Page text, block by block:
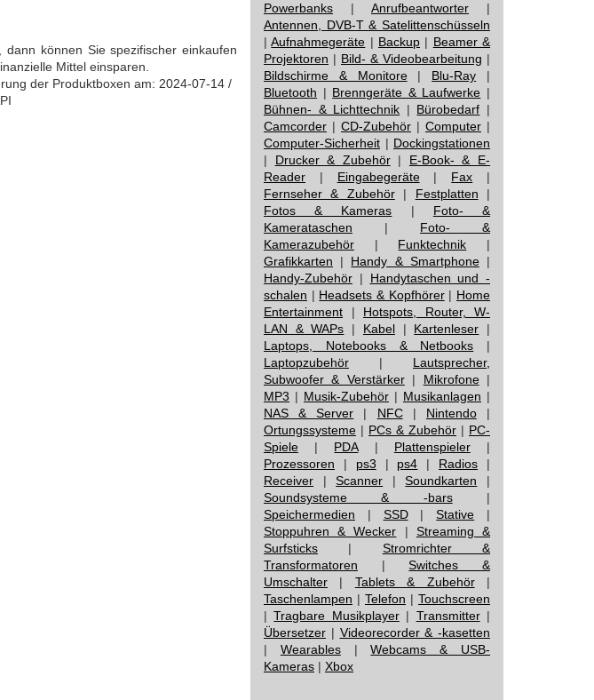
können Sie spezifischer einkaufen
Mittel einsparen.
der Produktboxen am: 2024-07-14 /
Powerbanks | Anrufbeantworter |
Antennen, DVB-T & Satelittenschüsseln
|Aufnahmegeräte | Backup | Beamer &
Projektoren | Bild- & Videobearbeitung |
Bildschirme & Monitore| Blu-Ray |
Bluetooth | Brenngeräte & Laufwerke |
Bühnen- & Lichttechnik | Bürobedarf |
Camcorder | CD-Zubehör | Computer |
Computer-Sicherheit | Dockingstationen
| Drucker & Zubehör| E-Book- & E-
Reader | Eingabegeräte| Fax |
Fernseher & Zubehör| Festplatten |
Fotos & Kameras | Foto- &
Kamerataschen | Foto- &
Kamerazubehör | Funktechnik |
Grafikkarten | Handy & Smartphone|
Handy-Zubehör | Handytaschen und -
schalen | Headsets & Kopfhörer| Home
Entertainment | Hotspots, Router, W-
LAN & WAPs | Kabel| Kartenleser |
Laptops, Notebooks & Netbooks |
Laptopzubehör | Lautsprecher,
Subwoofer & Verstärker| Mikrofone|
MP3 | Musik-Zubehör | Musikanlagen |
NAS & Server | NFC| Nintendo|
Ortungssysteme | PCs & Zubehör | PC-
Spiele | PDA| Plattenspieler|
Prozessoren | ps3 | ps4 | Radios |
Receiver |Scanner |Soundkarten |
Soundsysteme & -bars|
Speichermedien | SSD|Stative |
Stoppuhren & Wecker | Streaming &
Surfsticks | Stromrichter &
Transformatoren |Switches &
Umschalter | Tablets & Zubehör|
Taschenlampen | Telefon | Touchscreen
|Tragbare Musikplayer| Transmitter|
Übersetzer | Videorecorder & -kasetten
| Wearables|Webcams & USB-
Kameras | Xbox